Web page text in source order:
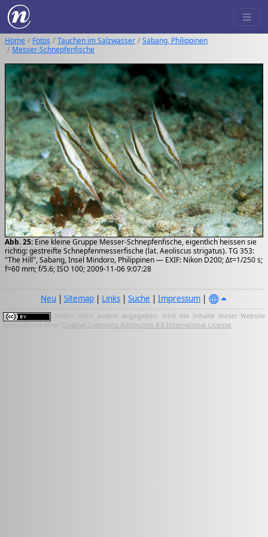
Home Fotos Tauchen im Salzwasser
Sabang, Philippinen
Messer-Schnepfenfische
Abb. 25: Eine kleine Gruppe Messer-Schnepfenfische, eigentlich heissen sie
richtig: gestreifte Schnepfenmesserfische (lat. Aeoliscus strigatus). TG 353:
"The Hill", Sabang, Insel Mindoro, Philippinen — EXIF: Nikon D200; Δt=1/250 s;
f=60 mm; f/5.6; ISO 100; 2009-11-06 9:07:28
Neu |Sitemap | Links |Suche |Impressum |
Sofern nicht anders angegeben, sind die Inhalte dieser Website
lizenziert mit einer Creative Commons Attribution 4.0 International License.